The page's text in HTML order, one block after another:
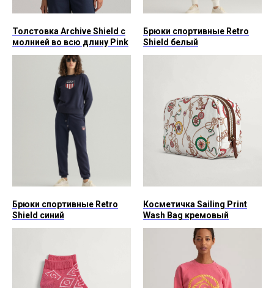
Толстовка Archive Shield с
молнией во всю длину Pink
Брюки спортивные Retro
Shield белый
Брюки спортивные Retro
Shield синий
Косметичка Sailing Print
Wash Bag кремовый